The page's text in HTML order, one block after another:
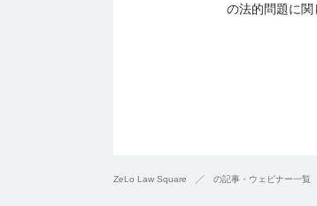
の法的問題に関
ZeLo Law Square の記事・ウェビナー一覧